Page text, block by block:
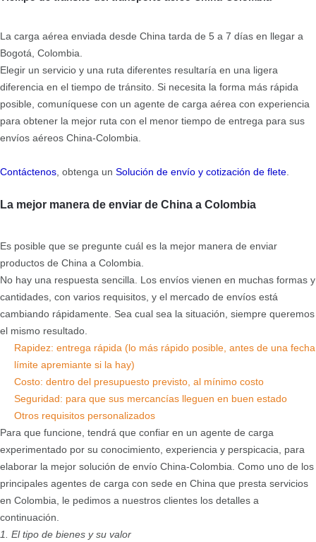
La carga aérea enviada desde China tarda de 5 a 7 días en llegar a
Bogotá, Colombia.
Elegir un servicio y una ruta diferentes resultaría en una ligera
diferencia en el tiempo de tránsito. Si necesita la forma más rápida
posible, comuníquese con un agente de carga aérea con experiencia
para obtener la mejor ruta con el menor tiempo de entrega para sus
envíos aéreos China-Colombia.
Contáctenos , obtenga un Solución de envío y cotización de flete
La mejor manera de enviar de China a Colombia
Es posible que se pregunte cuál es la mejor manera de enviar
productos de China a Colombia.
No hay una respuesta sencilla. Los envíos vienen en muchas formas y
cantidades, con varios requisitos, y el mercado de envíos está
cambiando rápidamente. Sea cual sea la situación, siempre queremos
el mismo resultado.
Rapidez: entrega rápida (lo más rápido posible, antes de una fecha
límite apremiante si la hay)
Costo: dentro del presupuesto previsto, al mínimo costo
Seguridad: para que sus mercancías lleguen en buen estado
Otros requisitos personalizados
Para que funcione, tendrá que confiar en un agente de carga
experimentado por su conocimiento, experiencia y perspicacia, para
elaborar la mejor solución de envío China-Colombia. Como uno de los
principales agentes de carga con sede en China que presta servicios
en Colombia, le pedimos a nuestros clientes los detalles a
continuación.
1. El tipo de bienes y su valor